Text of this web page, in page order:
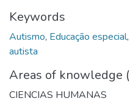
Keywords
Autismo, Educação especial
autista
Areas of knowledge
CIENCIAS HUMANAS